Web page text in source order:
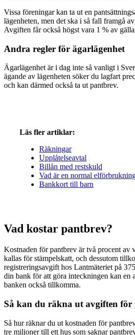
Vissa föreningar kan ta ut en
lägenheten, men det ska i så fall framgå
Avgiften får också högst vara 1 % av
Andra regler för ägarlägenhet
Ägarlägenhet är i dag inte så vanligt i
ägande av lägenheten söker du lagfart
och kan därmed också ta ut pantbrev.
Läs fler artiklar:
Räkningar
Upplåtelseavtal
Billån med restskuld
Vad är en normal
Bankkort till barn
Vad kostar pantbrev?
Kostnaden för pantbrev är två procent av
kallas för stämpelskatt, och dessutom
registreringsavgift hos Lantmäteriet på
din bank för att göra inteckningen kan en
banken också tillkomma.
Så kan du räkna ut avgiften för
Så hur räknar du ut kostnaden för
tre miljoner till ett hus som saknar